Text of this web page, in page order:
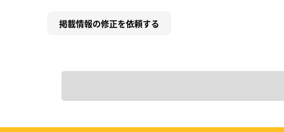
掲載情報の修正を依頼する